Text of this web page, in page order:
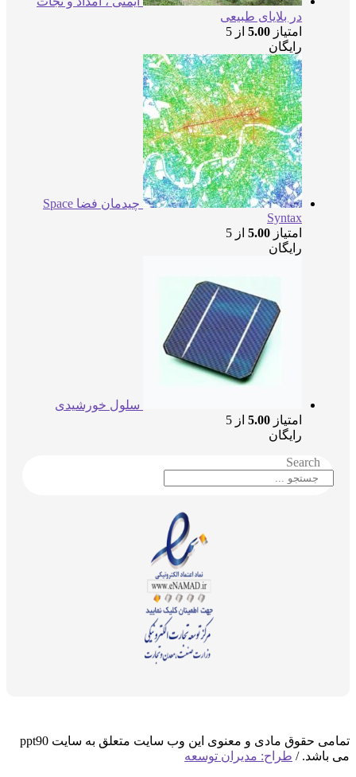
در بلایای طبیعی
امتیاز 5.00 از 5
رایگان
چیدمان فضا Space
Syntax
امتیاز 5.00 از 5
رایگان
سلول خورشیدی
امتیاز 5.00 از 5
رایگان
Search
تمامی حقوق مادی و معنوی این وب سایت متعلق به سایت ppt90
می باشد. / طراح: مدیران توسعه